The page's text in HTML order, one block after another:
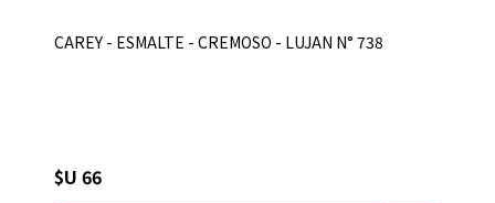
CAREY - ESMALTE - CREMOSO - LUJAN N° 738
$U 66